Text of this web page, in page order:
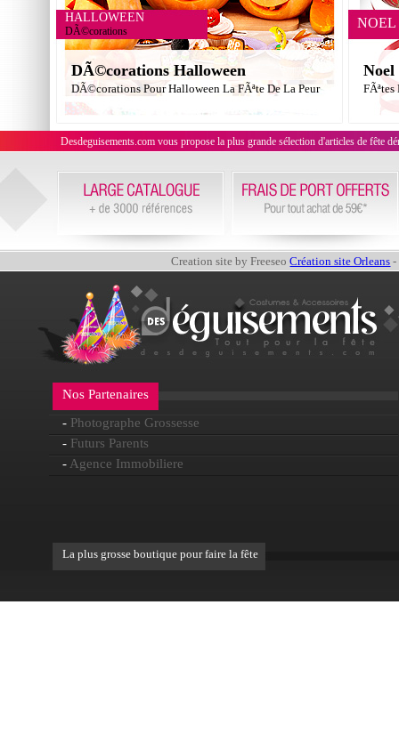
HALLOWEEN
DÃ©corations
DÃ©corations Halloween
DÃ©corations Pour Halloween La FÃªte De La Peur
NOEL
Noel
Desdeguisements.com vous propose la plus grande sélection d'articles de fête
Creation site by FreeseoCréation site Orleans -
Nos Partenaires
- Photographe Grossesse
- Futurs Parents
- Agence Immobiliere
La plus grosse boutique pour faire la fête